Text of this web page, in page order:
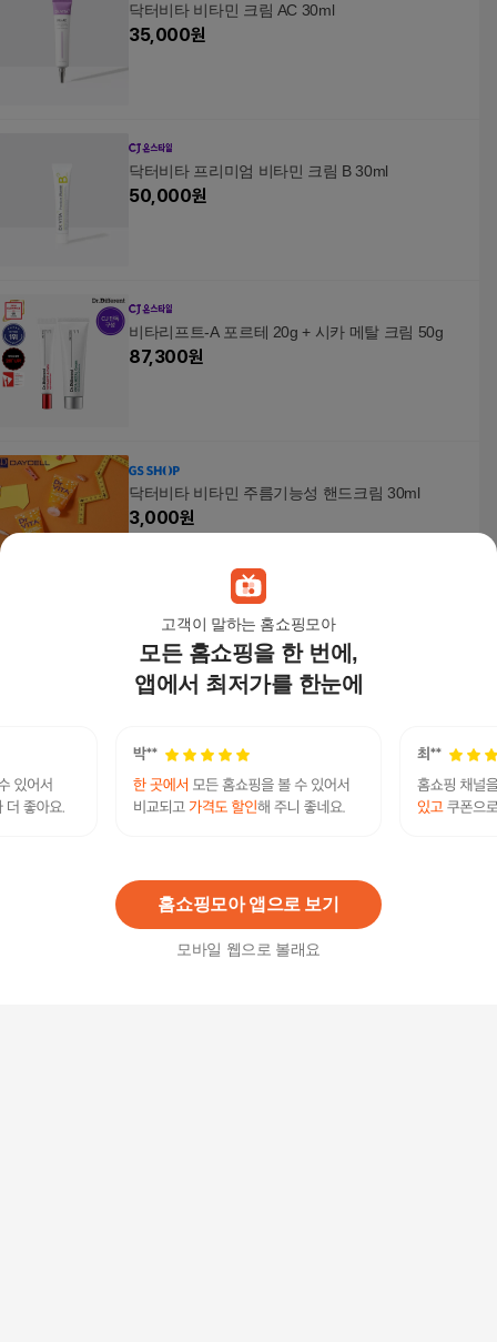
고객이 말하는 홈쇼핑모아
모든 홈쇼핑을 한 번에,
앱에서 최저가를 한눈에
홈쇼핑모아 앱으로 보기
모바일 웹으로 볼래요
닥터비타 비타민 크림 AC 30ml
35,000원
닥터비타 프리미엄 비타민 크림 B 30ml
50,000원
비타리프트-A 포르테 20g + 시카 메탈 크림 50g
87,300원
닥터비타 비타민 주름기능성 핸드크림 30ml
3,000원
닥터비타 프리미엄 비타 E 크림 30ml x 2개_P3703
04540
67,920 원
닥터비타 프리미엄 비타 E 크림 30ml x 2개